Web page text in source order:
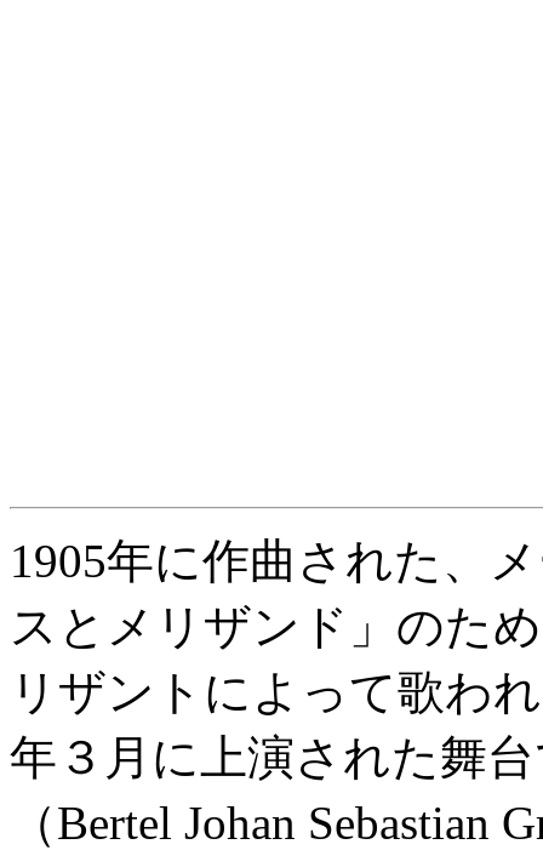
1905年に作曲された、
スとメリザンド」のた
リザントによって歌わ
年３月に上演された舞
（Bertel Johan